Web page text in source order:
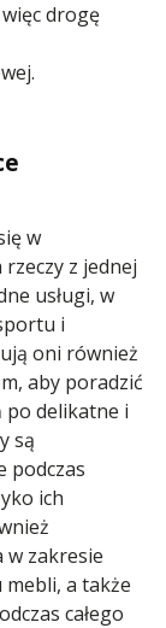
drogę
w
z jednej
usługi, w
i
oni również
aby poradzić
po delikatne i
są
podczas
ich
w zakresie
a także
całego